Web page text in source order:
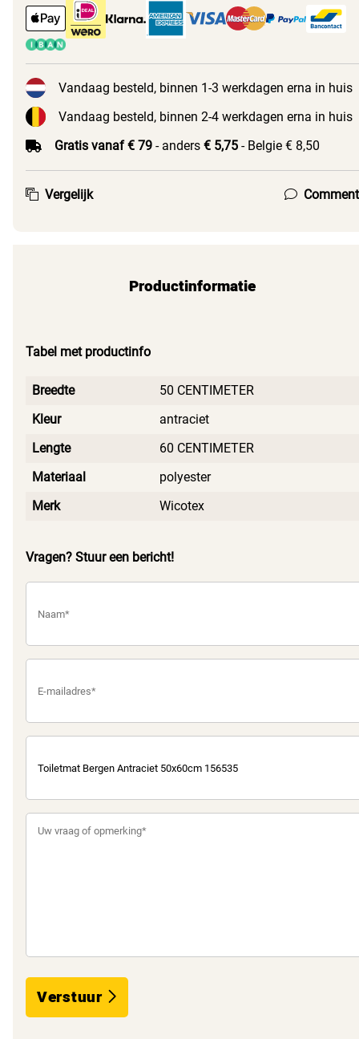
Vandaag besteld, binnen 1-3 werkdagen erna in huis
Vandaag besteld, binnen 2-4 werkdagen erna in huis
Gratis vanaf € 79 - anders € 5,75 - Belgie € 8,50
Vergelijk Comment
Productinformatie
Tabel met productinfo
Breedte
50 CENTIMETER
Kleur
antraciet
Lengte
60 CENTIMETER
Materiaal
polyester
Merk
Wicotex
Vragen? Stuur een bericht!
Verstuur